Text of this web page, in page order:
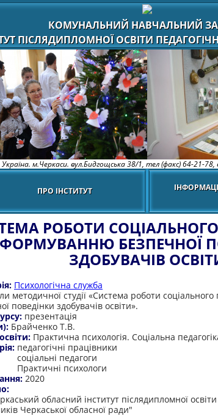
КОМУНАЛЬНИЙ НАВЧАЛЬНИЙ
ПІСЛЯДИПЛОМНОЇ ОСВІТИ
Україна. м.Черкаси. вул.Бидгощська 38/1, тел (факс) 64-21-78,
ПРО ІНСТИТУТ
РОБОТИ
ФОРМУВАННЮ БЕЗПЕЧНОЇ
ЗДОБУВАЧІВ
Психологічна служба
методичної студії «Система роботи
поведінки здобувачів освіти».
презентація
Брайченко Т.В.
Практична психологія. Соціальна
педагогічні працівники
соціальні педагоги
Практичні психологи
2020
обласний інститут післядипломної
Черкаської обласної ради"